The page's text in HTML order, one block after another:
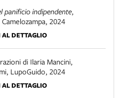
panificio indipendente,
Camelozampa, 2024
AL DETTAGLIO
di Ilaria Mancini,
, LupoGuido, 2024
AL DETTAGLIO